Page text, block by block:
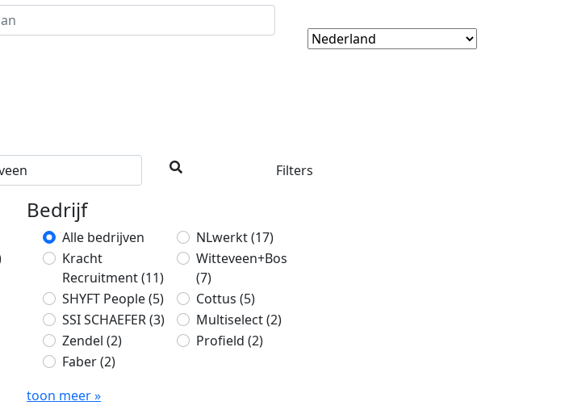
Filters
Bedrijf
Alle bedrijven NLwerkt(17)
Kracht
Recruitment(11)
Witteveen+Bos
(7)
SHYFT People(5) Cottus (5)
SSI SCHAEFER(3) Multiselect(2)
Zendel (2) Profield (2)
Faber(2)
toon meer »